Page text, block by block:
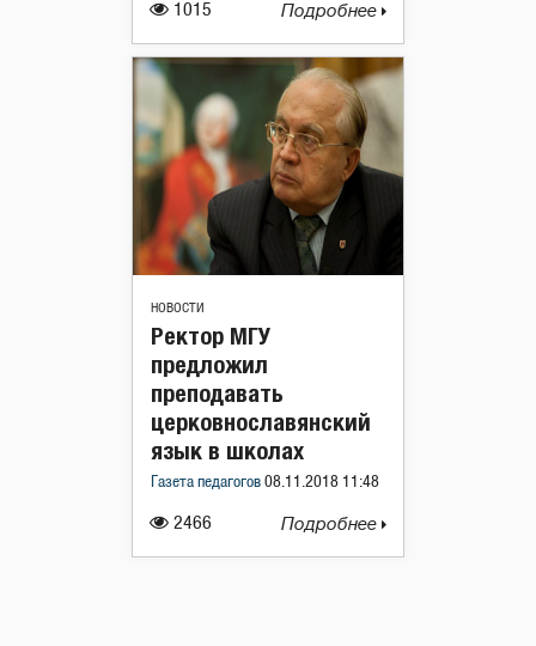
1015 Подробнее
НОВОСТИ
2466
Ректор МГУ
предложил
преподавать
церковнославянский
язык в школах
Газета педагогов 08.11.2018 11:48
Подробнее